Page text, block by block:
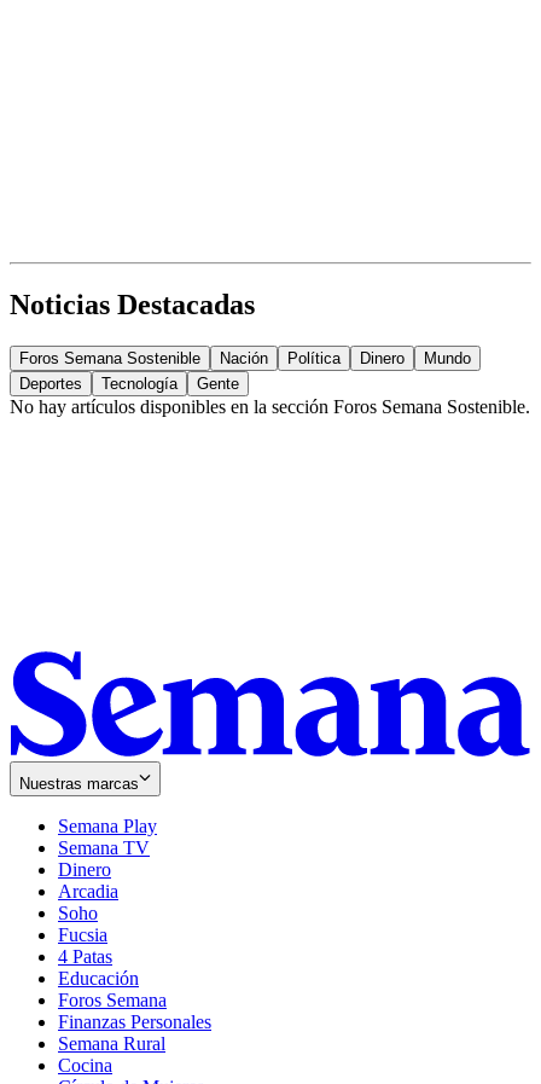
Noticias Destacadas
Foros Semana Sostenible Nación Política Dinero
Mundo
Deportes
Tecnología Gente
No hay artículos disponibles en la sección Foros Semana Sostenible.
Nuestras marcas
Semana Play
Semana TV
Dinero
Arcadia
Soho
in
new
window
Fucsia
in
new
window
4 Patas
Educación
Foros Semana
Finanzas Personales
Semana Rural
Cocina